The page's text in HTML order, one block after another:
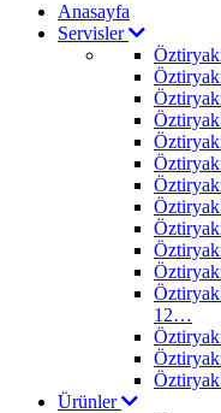
Anasayfa
Servisler
12…
Ürünler